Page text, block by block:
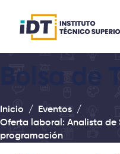
Bolsa de
Inicio
Eventos
Oferta laboral: Analista de
programación